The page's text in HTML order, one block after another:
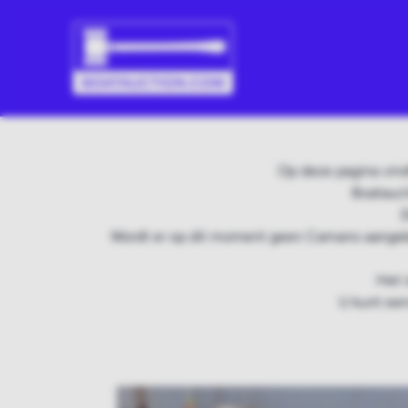
Op deze pagina
Wordt er op dit moment geen Camano
Het
U kunt